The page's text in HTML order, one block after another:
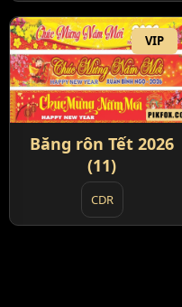
VIP
Băng rôn Tết 2026
(11)
CDR